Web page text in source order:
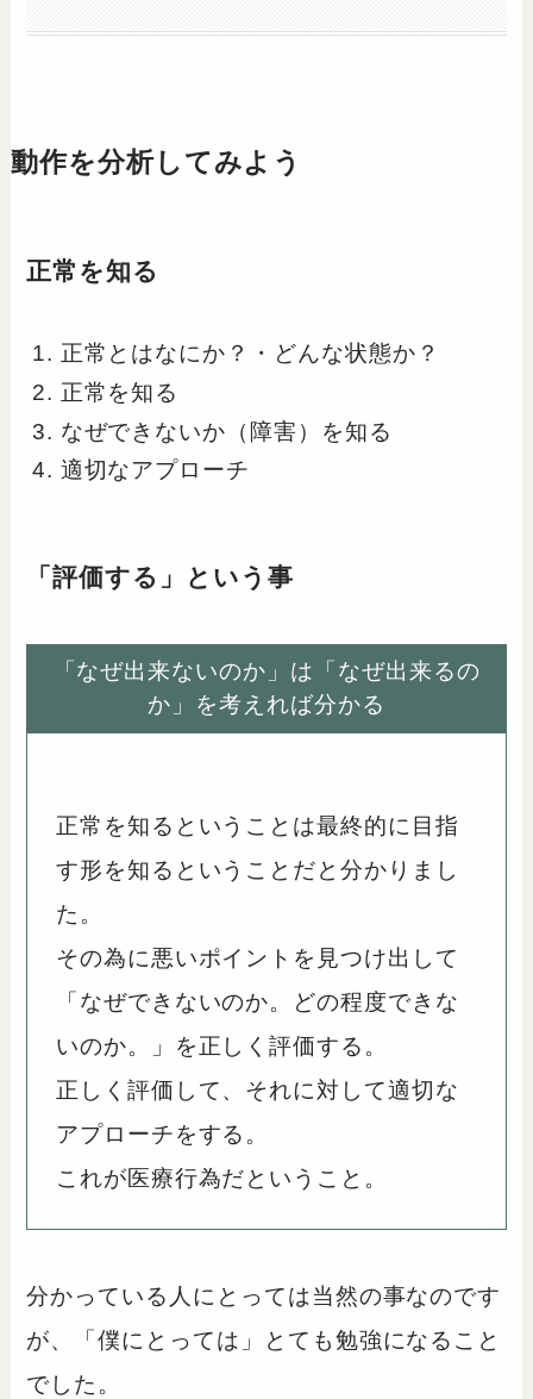
動作を分析してみよう
正常を知る
正常とはなにか？・どんな状態か？
正常を知る
なぜできないか（障害）を知る
適切なアプローチ
「評価する」という事
「なぜ出来ないのか」は「なぜ出来るの
か」を考えれば分かる
正常を知るということは最終的に目指
す形を知るということだと分かりまし
た。
その為に悪いポイントを見つけ出して
「なぜできないのか。どの程度できな
いのか。」を正しく評価する。
正しく評価して、それに対して適切な
アプローチをする。
これが医療行為だということ。
分かっている人にとっては当然の事なのです
が、「僕にとっては」とても勉強になること
でした。